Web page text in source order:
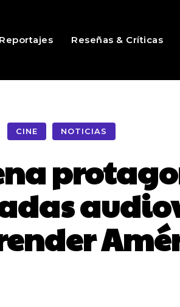
Reseñas & Críticas
CINE NOTICIAS